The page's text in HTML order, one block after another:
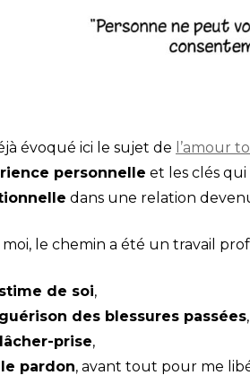
évoqué ici le sujet de l’amour
personnelle et les clés qui
dans une relation
le chemin a été un travail
de soi,
des blessures passées,
prise,
pardon, avant tout pour me